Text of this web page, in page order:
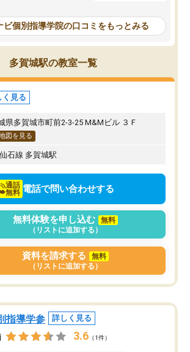
印象なので夜の時間帯
多い時間帯は手狭では
ます。
のでアクセスは良いで
いのでお迎えの際に近
ングを利用または路
ない点が少し不便で
方を丁寧に教えてくださ
が深まっていると感じま
熱心で、一人ひとりの苦
前より勉強に前向きに取
りたいと思える塾です。
ビ個別指導学院の口コミをもっとみる
多賀城駅の教室一覧
く見る
県多賀城市町前2-3-25 M&Mビル ３Ｆ
図を見る
石線 多賀城駅
通話
無料 電話で問い合わせする
無料体験を申し込む
無料
（リストに追加する）
資料を請求する
無料
（リストに追加する）
指導学参 詳しく見る
3.6 （1件）